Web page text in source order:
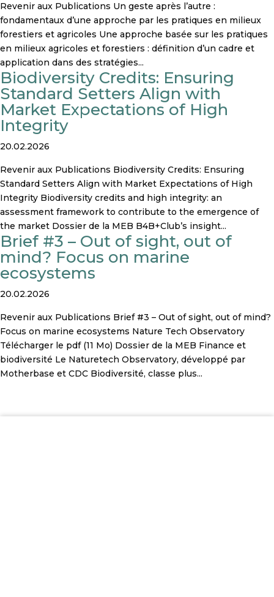
Revenir aux Publications Un geste après l’autre :
fondamentaux d’une approche par les pratiques en milieux
forestiers et agricoles Une approche basée sur les pratiques
en milieux agricoles et forestiers : définition d’un cadre et
application dans des stratégies...
Biodiversity Credits: Ensuring
Standard Setters Align with
Market Expectations of High
Integrity
20.02.2026
Revenir aux Publications Biodiversity Credits: Ensuring
Standard Setters Align with Market Expectations of High
Integrity Biodiversity credits and high integrity: an
assessment framework to contribute to the emergence of
the market Dossier de la MEB B4B+Club’s insight...
Brief #3 – Out of sight, out of
mind? Focus on marine
ecosystems
20.02.2026
Revenir aux Publications Brief #3 – Out of sight, out of mind?
Focus on marine ecosystems Nature Tech Observatory
Télécharger le pdf (11 Mo) Dossier de la MEB Finance et
biodiversité Le Naturetech Observatory, développé par
Motherbase et CDC Biodiversité, classe plus...